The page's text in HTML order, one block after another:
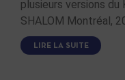
plusieurs versions du
SHALOM Montréal,
LIRE LA SUITE